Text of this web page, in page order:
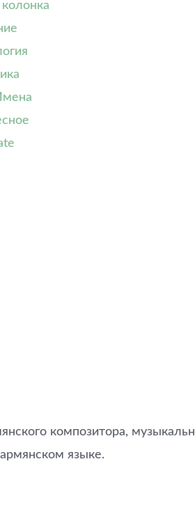
композитора,
языке.